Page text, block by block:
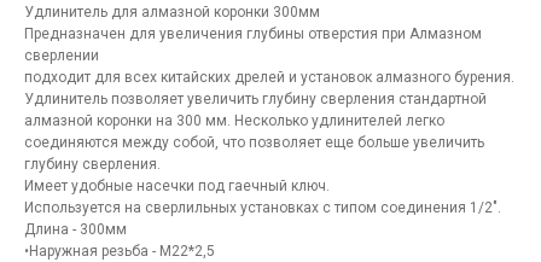
Удлинитель для алмазной коронки 300мм
Предназначен для увеличения глубины отверстия при Алмазном
сверлении
подходит для всех китайских дрелей и установок алмазного бурения.
Удлинитель позволяет увеличить глубину сверления стандартной
алмазной коронки на 300 мм. Несколько удлинителей легко
соединяются между собой, что позволяет еще больше увеличить
глубину сверления.
Имеет удобные насечки под гаечный ключ.
Используется на сверлильных установках с типом соединения 1/2".
Длина - 300мм
•Наружная резьба - М22*2,5